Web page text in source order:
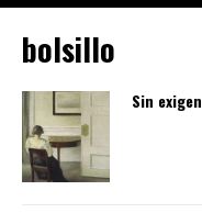
bolsillo
Sin